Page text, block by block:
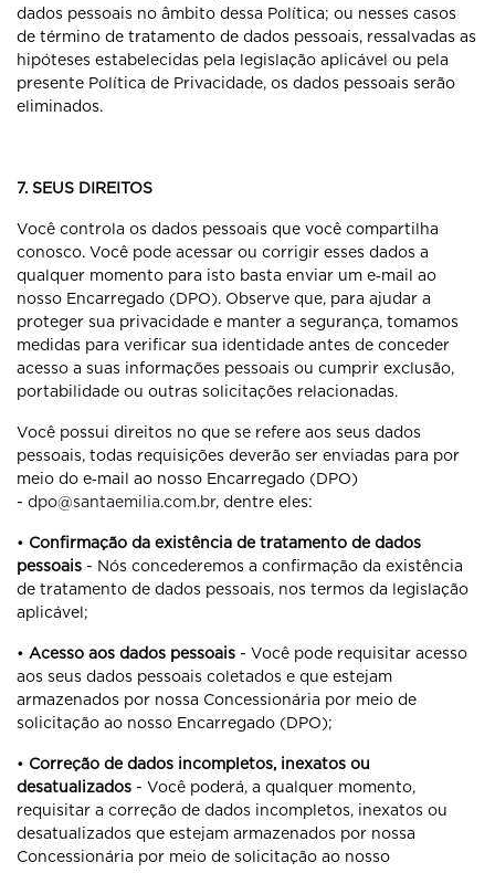
dados pessoais no âmbito dessa Política; ou nesses casos
de término de tratamento de dados pessoais, ressalvadas as
hipóteses estabelecidas pela legislação aplicável ou pela
presente Política de Privacidade, os dados pessoais serão
eliminados.
7. SEUS DIREITOS
Você controla os dados pessoais que você compartilha
conosco. Você pode acessar ou corrigir esses dados a
qualquer momento para isto basta enviar um e‐mail ao
nosso Encarregado (DPO). Observe que, para ajudar a
proteger sua privacidade e manter a segurança, tomamos
medidas para verificar sua identidade antes de conceder
acesso a suas informações pessoais ou cumprir exclusão,
portabilidade ou outras solicitações relacionadas.
Você possui direitos no que se refere aos seus dados
pessoais, todas requisições deverão ser enviadas para por
meio do e‐mail ao nosso Encarregado (DPO)
- dpo@santaemilia.com.br, dentre eles:
• Confirmação da existência de tratamento de dados
pessoais - Nós concederemos a confirmação da existência
de tratamento de dados pessoais, nos termos da legislação
aplicável;
• Acesso aos dados pessoais - Você pode requisitar acesso
aos seus dados pessoais coletados e que estejam
armazenados por nossa Concessionária por meio de
solicitação ao nosso Encarregado (DPO);
• Correção de dados incompletos, inexatos ou
desatualizados - Você poderá, a qualquer momento,
requisitar a correção de dados incompletos, inexatos ou
desatualizados que estejam armazenados por nossa
Concessionária por meio de solicitação ao nosso